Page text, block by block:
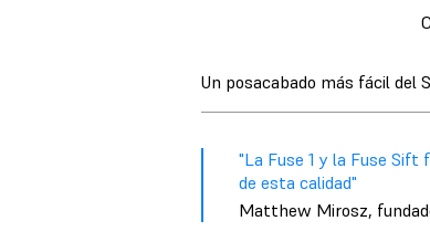
Un posacabado más fácil del
"La Fuse 1 y la Fuse
de esta calidad"
Matthew Mirosz,